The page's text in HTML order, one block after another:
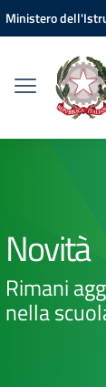
Vai ai contenuti
Vai al menu di
Vai al footer
Ministero
Novità
Rimani
nella